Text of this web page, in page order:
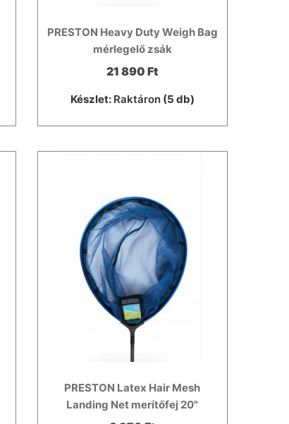
PRESTON Heavy Duty Weigh Bag
mérlegelő zsák
21 890 Ft
Készlet: Raktáron(5 db)
PRESTON Latex Hair Mesh
Landing Net merítőfej 20"